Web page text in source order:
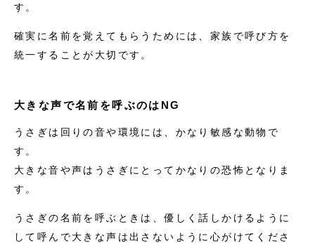
す。
確実に名前を覚えてもらうためには、家族で呼び方を
統一することが大切です。
大きな声で名前を呼ぶのはNG
うさぎは回りの音や環境には、かなり敏感な動物で
す。
大きな音や声はうさぎにとってかなりの恐怖となりま
す。
うさぎの名前を呼ぶときは、優しく話しかけるように
して呼んで大きな声は出さないように心がけてくださ